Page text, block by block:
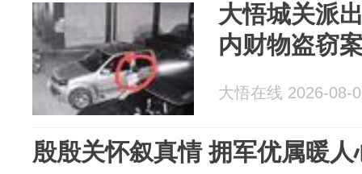
大悟城关派
内财物盗窃
大悟在线 2026-08-
殷殷关怀叙真情 拥军优属暖